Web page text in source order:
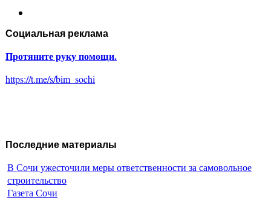
Социальная реклама
Протяните руку помощи.
https://t.me/s/bim_sochi
Последние материалы
В Сочи ужесточили меры ответственности за самовольное
строительство
Газета Сочи